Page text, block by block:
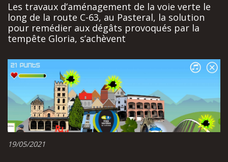
Les travaux d’aménagement de la voie verte le
long de la route C-63, au Pasteral, la solution
pour remédier aux dégâts provoqués par la
tempête Gloria, s’achèvent
19/05/2021